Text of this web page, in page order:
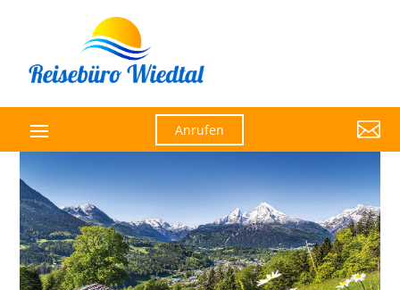
Anrufen 